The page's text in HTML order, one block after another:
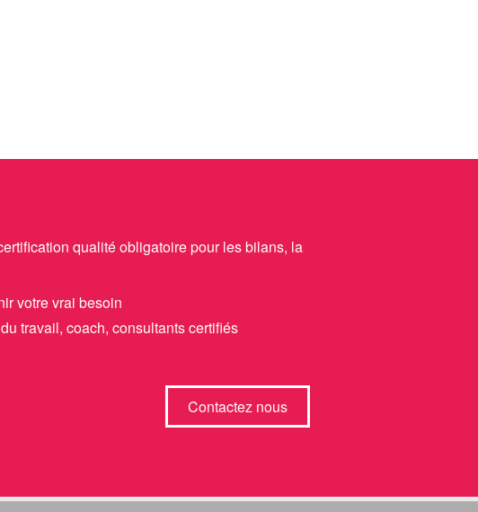
qualité obligatoire pour les bilans, la
votre vrai besoin
travail, coach, consultants certifiés
Contactez nous